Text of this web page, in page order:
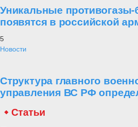
Уникальные
появятся в российской
5
Новости
Структура главного
управления ВС РФ
Статьи